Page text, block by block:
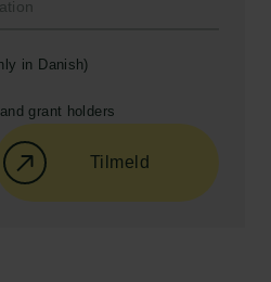
in Danish)
grant holders
Tilmeld